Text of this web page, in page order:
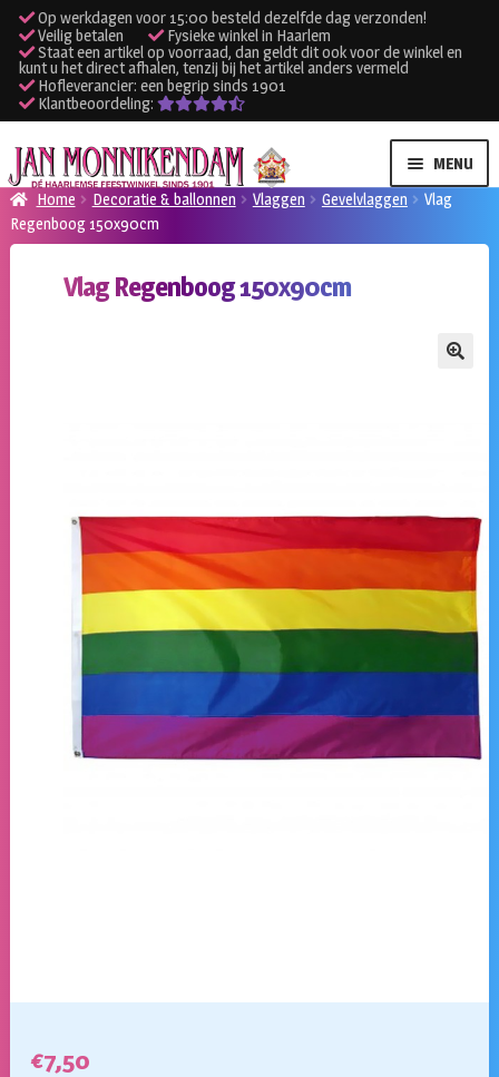
Op werkdagen voor 15:00 besteld dezelfde dag verzonden!
Veilig betalen
Fysieke winkel in Haarlem
Staat een artikel op voorraad, dan geldt dit ook voor de winkel en
kunt u het direct afhalen, tenzij bij het artikel anders vermeld
Hofleverancier: een begrip sinds 1901
Klantbeoordeling:
Ga
door
naar
navigatie
Ga
naar
de
inhoud
MENU
Verhuur kleding
Verhuur apparatuur
Home Decoratie & ballonnen Vlaggen Gevelvlaggen
Vlag
Regenboog 150x90cm
Vlag Regenboog 150x90cm
€7,50